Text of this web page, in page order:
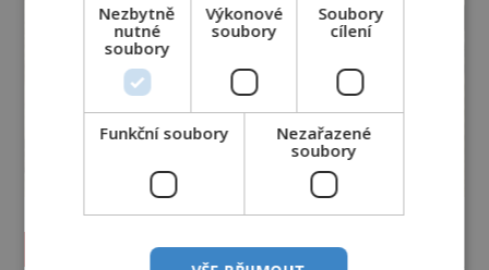
Vesmír a technologie
Nezbytně
nutné
soubory
Výkonové
soubory
Soubory
cílení
Funkční soubory
Nezařazené
soubory